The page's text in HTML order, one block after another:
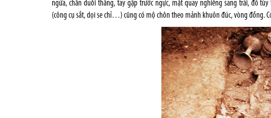
ngửa, chân duỗi thẳng, tay gập trước ngực, mặt quay nghiêng sang trái, đồ
(công cụ sắt, dọi se chỉ…) cũng có mộ chôn theo mảnh khuôn đúc, vòng đồng.